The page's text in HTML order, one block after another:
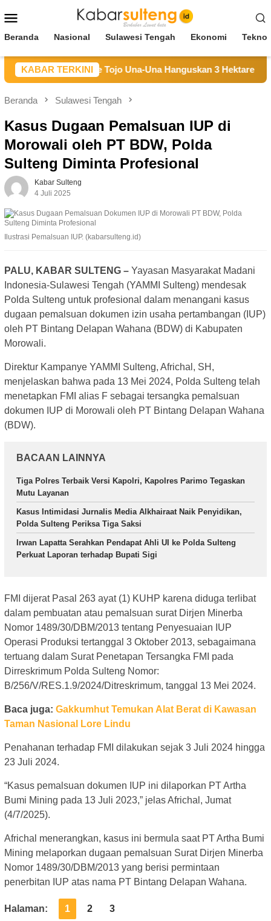
ke
Mobile
Beranda Nasional Sulawesi Tengah Ekonomi
KABAR TERKINI
Hutan di Longge Tojo Una-Una Hanguskan 3 Hektare Lahan
Beranda Sulawesi Tengah
Kasus Dugaan Pemalsuan IUP di
Morowali oleh PT BDW, Polda
Sulteng Diminta Profesional
Kabar Sulteng
4 Juli 2025
Ilustrasi Pemalsuan IUP. (kabarsulteng.id)
PALU, KABAR SULTENG – Yayasan Masyarakat Madani
Indonesia-Sulawesi Tengah (YAMMI Sulteng) mendesak
Polda Sulteng untuk profesional dalam menangani kasus
dugaan pemalsuan dokumen izin usaha pertambangan (IUP)
oleh PT Bintang Delapan Wahana (BDW) di Kabupaten
Morowali.
Direktur Kampanye YAMMI Sulteng, Africhal, SH,
menjelaskan bahwa pada 13 Mei 2024, Polda Sulteng telah
menetapkan FMI alias F sebagai tersangka pemalsuan
dokumen IUP di Morowali oleh PT Bintang Delapan Wahana
(BDW).
BACAAN LAINNYA
Tiga Polres Terbaik Versi Kapolri, Kapolres Parimo Tegaskan
Mutu Layanan
Kasus Intimidasi Jurnalis Media Alkhairaat Naik Penyidikan,
Polda Sulteng Periksa Tiga Saksi
Irwan Lapatta Serahkan Pendapat Ahli UI ke Polda Sulteng
Perkuat Laporan terhadap Bupati Sigi
FMI dijerat Pasal 263 ayat (1) KUHP karena diduga terlibat
dalam pembuatan atau pemalsuan surat Dirjen Minerba
Nomor 1489/30/DBM/2013 tentang Penyesuaian IUP
Operasi Produksi tertanggal 3 Oktober 2013, sebagaimana
tertuang dalam Surat Penetapan Tersangka FMI pada
Dirreskrimum Polda Sulteng Nomor:
B/256/V/RES.1.9/2024/Ditreskrimum, tanggal 13 Mei 2024.
Baca juga: Gakkumhut Temukan Alat Berat di Kawasan
Taman Nasional Lore Lindu
Penahanan terhadap FMI dilakukan sejak 3 Juli 2024 hingga
23 Juli 2024.
“Kasus pemalsuan dokumen IUP ini dilaporkan PT Artha
Bumi Mining pada 13 Juli 2023,” jelas Africhal, Jumat
(4/7/2025).
Africhal menerangkan, kasus ini bermula saat PT Artha Bumi
Mining melaporkan dugaan pemalsuan Surat Dirjen Minerba
Nomor 1489/30/DBM/2013 yang berisi permintaan
penerbitan IUP atas nama PT Bintang Delapan Wahana.
Halaman: 1 2 3